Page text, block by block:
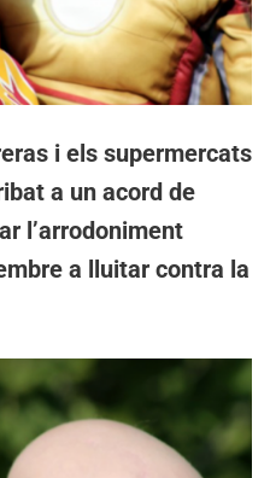
i els supermercats
a un acord de
l’arrodoniment
a lluitar contra la